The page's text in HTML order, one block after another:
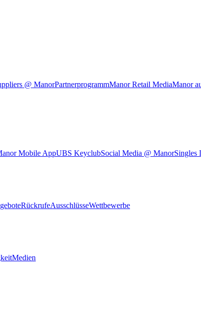
@ ManorPartnerprogrammManor Retail MediaManor
Mobile AppUBS KeyclubSocial Media @ ManorSingles
RückrufeAusschlüsseWettbewerbe
Medien